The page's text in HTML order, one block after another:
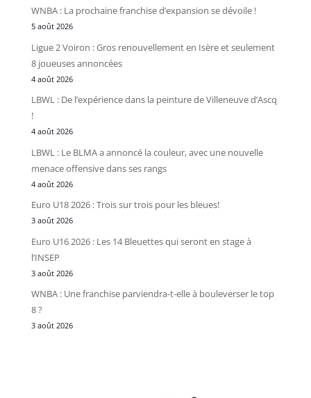
WNBA : La prochaine franchise d’expansion se dévoile !
5 août 2026
Ligue 2 Voiron : Gros renouvellement en Isère et seulement
8 joueuses annoncées
4 août 2026
LBWL : De l’expérience dans la peinture de Villeneuve d’Ascq
!
4 août 2026
LBWL : Le BLMA a annoncé la couleur, avec une nouvelle
menace offensive dans ses rangs
4 août 2026
Euro U18 2026 : Trois sur trois pour les bleues!
3 août 2026
Euro U16 2026 : Les 14 Bleuettes qui seront en stage à
l’INSEP
3 août 2026
WNBA : Une franchise parviendra-t-elle à bouleverser le top
8 ?
3 août 2026